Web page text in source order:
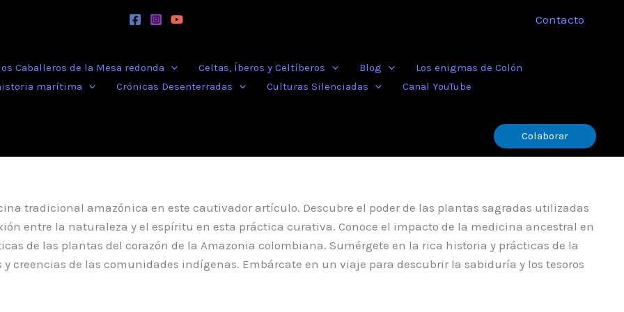
Contacto
Caballeros de la Mesa redonda Celtas, Íberos y Celtíberos Blog
Los enigmas de Colón
marítima
Crónicas Desenterradas Culturas Silenciadas Canal YouTube
Colaborar
tradicional amazónica en este cautivador artículo. Descubre el poder de las plantas sagradas utilizadas
entre la naturaleza y el espíritu en esta práctica curativa. Conoce el impacto de la medicina ancestral en
de las plantas del corazón de la Amazonia colombiana. Sumérgete en la rica historia y prácticas de la
creencias de las comunidades indígenas. Embárcate en un viaje para descubrir la sabiduría y los tesoros